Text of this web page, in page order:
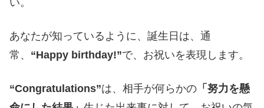
あなたが知っているように、誕生日は、通
常、 “Happy birthday!”で、お祝いを表現します。
“Congratulations”は、相手が何らかの 「努力を懸